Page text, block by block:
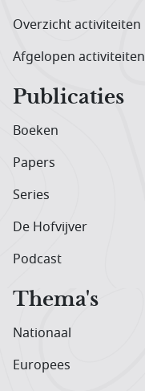
Overzicht activiteiten
Afgelopen activiteiten
Publicaties
Boeken
Papers
Series
De Hofvijver
Podcast
Thema's
Nationaal
Europees